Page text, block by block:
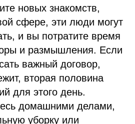
новых знакомств,
сфере, эти люди могут
и вы потратите время
и размышления. Если
важный договор,
вторая половина
для этого день.
домашними делами,
уборку или